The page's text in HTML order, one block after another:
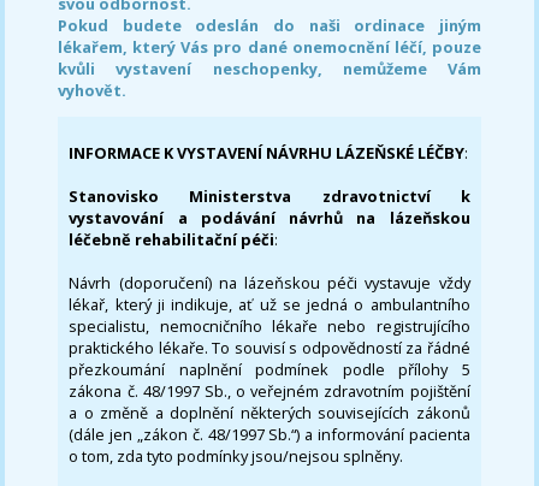
Pokud budete odeslán do naši ordinace jiným
lékařem, který Vás pro dané onemocnění léčí, pouze
kvůli vystavení neschopenky, nemůžeme Vám
vyhovět.
INFORMACE K VYSTAVENÍ NÁVRHU LÁZEŇSKÉ LÉČBY:
Stanovisko Ministerstva zdravotnictví k
vystavování a podávání návrhů na lázeňskou
léčebně rehabilitační péči:
Návrh (doporučení) na lázeňskou péči vystavuje vždy
lékař, který ji indikuje, ať už se jedná o ambulantního
specialistu, nemocničního lékaře nebo registrujícího
praktického lékaře. To souvisí s odpovědností za řádné
přezkoumání naplnění podmínek podle přílohy 5
zákona č. 48/1997 Sb., o veřejném zdravotním pojištění
a o změně a doplnění některých souvisejících zákonů
(dále jen „zákon č. 48/1997 Sb.“) a informování pacienta
o tom, zda tyto podmínky jsou/nejsou splněny.